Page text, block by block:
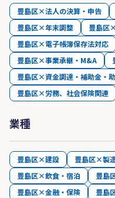
豊島区×法人の決算・申告
豊島区×年末調整
豊島区
豊島区×電子帳簿保存法対応
豊島区×事業承継・M&A
豊島区×資金調達・補助金・
豊島区×労務、社会保険関連
業種
豊島区×建設 豊島区×製
豊島区×飲食・宿泊
豊島
豊島区×金融・保険
豊島